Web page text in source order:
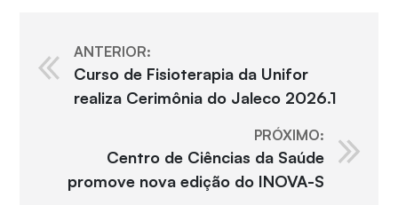
ANTERIOR:
Curso de Fisioterapia da Unifor
realiza Cerimônia do Jaleco 2026.1
PRÓXIMO:
Centro de Ciências da Saúde
promove nova edição do INOVA-S